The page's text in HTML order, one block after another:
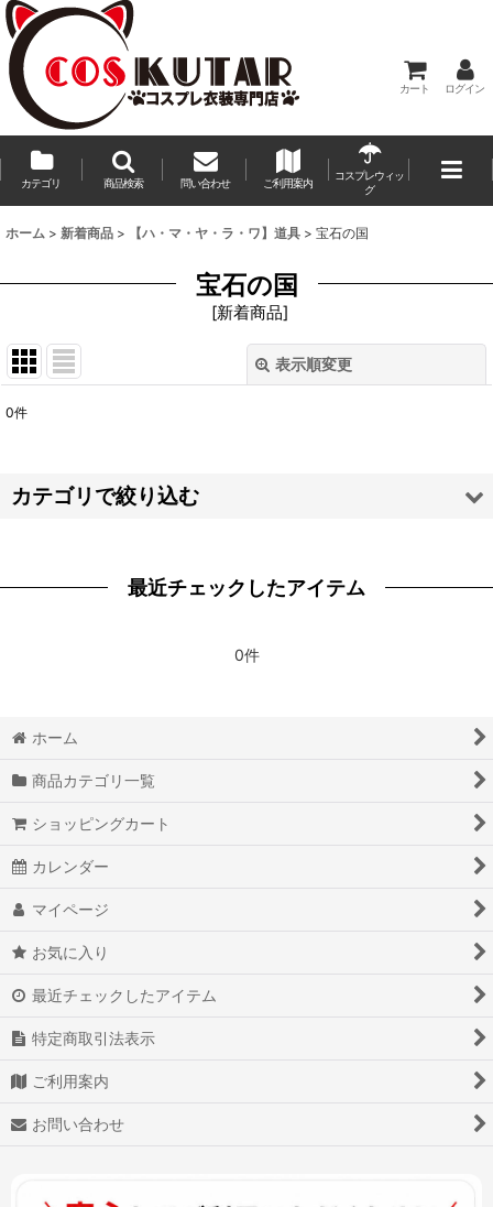
カート ログイン
カテゴリ 商品検索 問い合わせ ご利用案内
コスプレウィッ
グ
ホーム > 新着商品 > 【ハ・マ・ヤ・ラ・ワ】道具 > 宝石の国
宝石の国
[新着商品]
表示順変更
並び順:
0件
カテゴリで絞り込む
ペルソナ5
ファイナルファンタジー
宝石の国
遊☆戯☆王
Fate/Stay night
最近チェックしたアイテム
0件
ホーム
商品カテゴリ一覧
ショッピングカート
カレンダー
マイページ
お気に入り
最近チェックしたアイテム
特定商取引法表示
ご利用案内
お問い合わせ